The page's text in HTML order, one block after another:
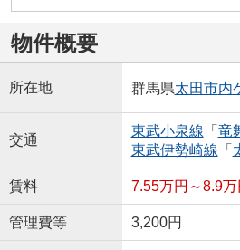
物件概要
所在地 群馬県太田市内
交通
東武小泉線 「 竜
東武伊勢崎線 「
賃料 7.55万円～8.9万
管理費等 3,200円